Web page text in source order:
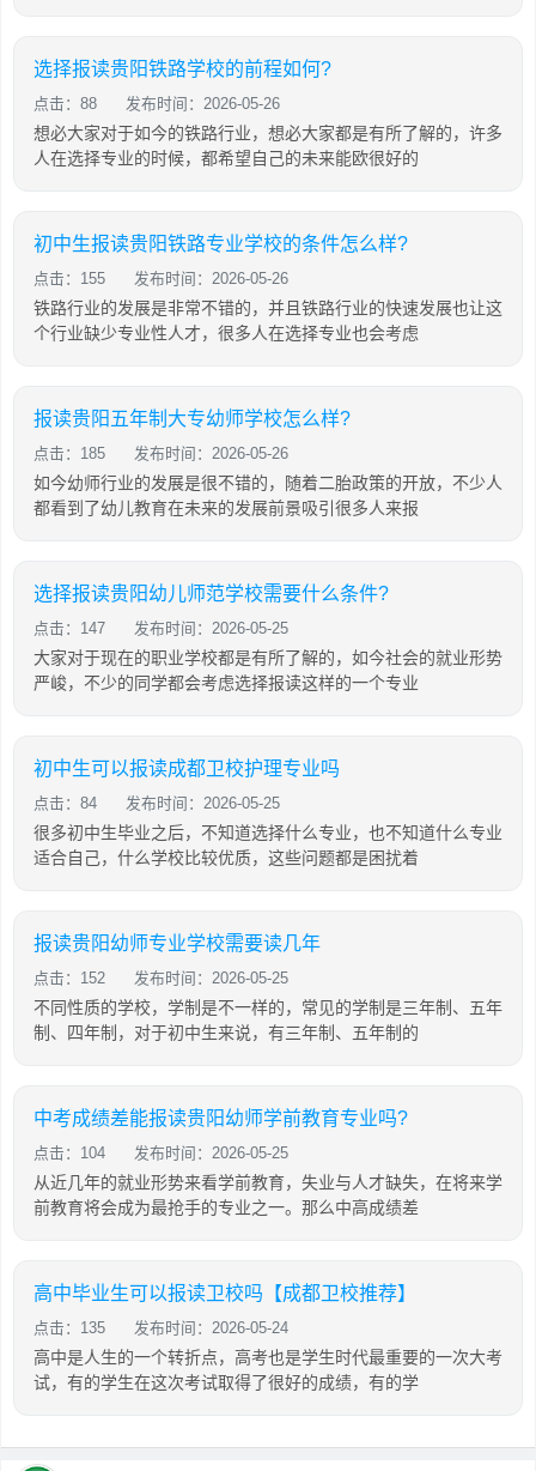
选择报读贵阳铁路学校的前程如何?
点击：88 发布时间：2026-05-26
想必大家对于如今的铁路行业，想必大家都是有所了解的，许多
人在选择专业的时候，都希望自己的未来能欧很好的
初中生报读贵阳铁路专业学校的条件怎么样?
点击：155 发布时间：2026-05-26
铁路行业的发展是非常不错的，并且铁路行业的快速发展也让这
个行业缺少专业性人才，很多人在选择专业也会考虑
报读贵阳五年制大专幼师学校怎么样?
点击：185 发布时间：2026-05-26
如今幼师行业的发展是很不错的，随着二胎政策的开放，不少人
都看到了幼儿教育在未来的发展前景吸引很多人来报
选择报读贵阳幼儿师范学校需要什么条件?
点击：147 发布时间：2026-05-25
大家对于现在的职业学校都是有所了解的，如今社会的就业形势
严峻，不少的同学都会考虑选择报读这样的一个专业
初中生可以报读成都卫校护理专业吗
点击：84 发布时间：2026-05-25
很多初中生毕业之后，不知道选择什么专业，也不知道什么专业
适合自己，什么学校比较优质，这些问题都是困扰着
报读贵阳幼师专业学校需要读几年
点击：152 发布时间：2026-05-25
不同性质的学校，学制是不一样的，常见的学制是三年制、五年
制、四年制，对于初中生来说，有三年制、五年制的
中考成绩差能报读贵阳幼师学前教育专业吗?
点击：104 发布时间：2026-05-25
从近几年的就业形势来看学前教育，失业与人才缺失，在将来学
前教育将会成为最抢手的专业之一。那么中高成绩差
高中毕业生可以报读卫校吗【成都卫校推荐】
点击：135 发布时间：2026-05-24
高中是人生的一个转折点，高考也是学生时代最重要的一次大考
试，有的学生在这次考试取得了很好的成绩，有的学